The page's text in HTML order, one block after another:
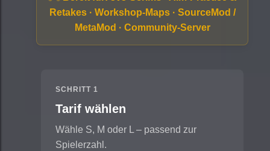
Retakes · Workshop-Maps · SourceMod /
MetaMod · Community-Server
SCHRITT 1
Tarif wählen
Wähle S, M oder L – passend zur
Spielerzahl.